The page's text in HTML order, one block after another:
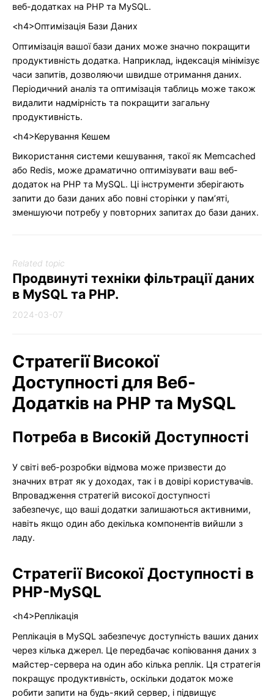
веб-додатках на PHP та MySQL.
<h4>Оптимізація Бази Даних
Оптимізація вашої бази даних може значно покращити
продуктивність додатка. Наприклад, індексація мінімізує
часи запитів, дозволяючи швидше отримання даних.
Періодичний аналіз та оптимізація таблиць може також
видалити надмірність та покращити загальну
продуктивність.
<h4>Керування Кешем
Використання системи кешування, такої як Memcached
або Redis, може драматично оптимізувати ваш веб-
додаток на PHP та MySQL. Ці інструменти зберігають
запити до бази даних або повні сторінки у пам’яті,
зменшуючи потребу у повторних запитах до бази даних.
Related topic
Продвинуті техніки фільтрації даних
в MySQL та PHP.
2024-03-07
Стратегії Високої
Доступності для Веб-
Додатків на PHP та MySQL
Потреба в Високій Доступності
У світі веб-розробки відмова може призвести до
значних втрат як у доходах, так і в довірі користувачів.
Впровадження стратегій високої доступності
забезпечує, що ваші додатки залишаються активними,
навіть якщо один або декілька компонентів вийшли з
ладу.
Стратегії Високої Доступності в
PHP-MySQL
<h4>Реплікація
Реплікація в MySQL забезпечує доступність ваших даних
через кілька джерел. Це передбачає копіювання даних з
майстер-сервера на один або кілька реплік. Ця стратегія
покращує продуктивність, оскільки додаток може
робити запити на будь-який сервер, і підвищує